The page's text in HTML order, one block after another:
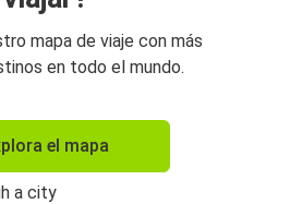
mapa de viaje con más
en todo el mundo.
el mapa